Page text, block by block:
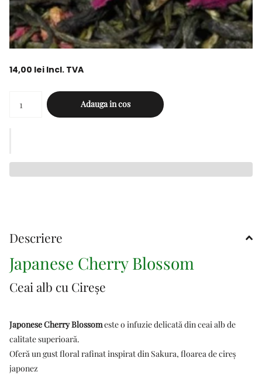
14,00 lei Incl. TVA
Adauga in cos
Descriere
Japanese Cherry Blossom
Ceai alb cu Cireșe
Japonese Cherry Blossomeste o infuzie delicată din ceai alb de
calitate superioară.
Oferă un gust floral rafinat inspirat din Sakura, floarea de cireș
japonez